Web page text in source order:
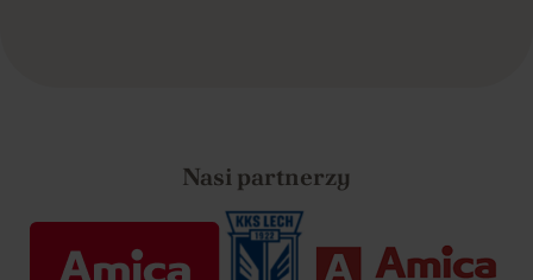
Nasi partnerzy